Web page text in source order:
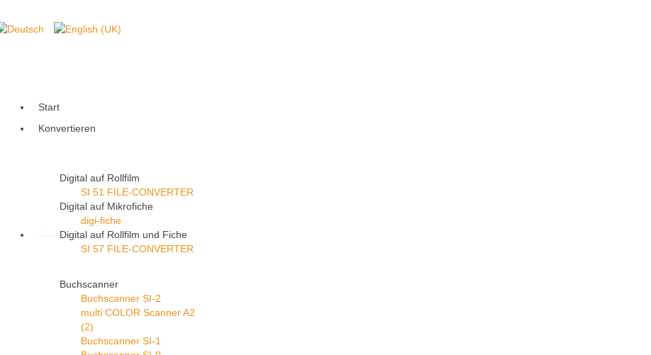
Start
Konvertieren
Digital auf Rollfilm
SI 51 FILE-CONVERTER
Digital auf Mikrofiche
digi-fiche
Digital auf Rollfilm und Fiche
SI 57 FILE-CONVERTER
Scannen
Buchscanner
Buchscanner SI-2
multi COLOR Scanner A2
(2)
Buchscanner SI-1